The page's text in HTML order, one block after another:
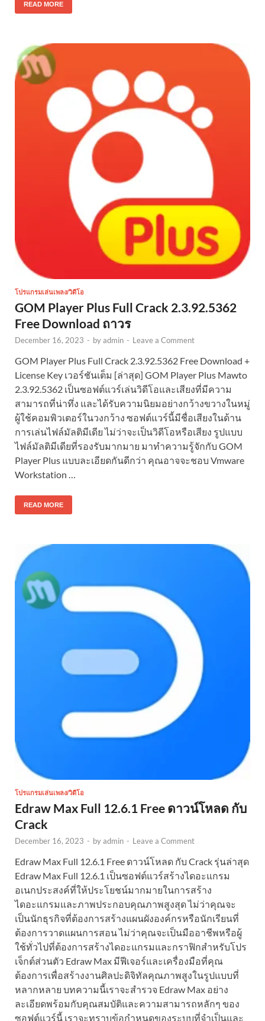
READ MORE
โปรแกรมเล่นเพลง/วิดีโอ
GOM Player Plus Full Crack 2.3.92.5362
Free Download ถาวร
December 16, 2023 - byadmin - Leave a Comment
GOM Player Plus Full Crack 2.3.92.5362 Free Download +
License Key เวอร์ชันเต็ม [ล่าสุด] GOM Player Plus Mawto
2.3.92.5362 เป็นซอฟต์แวร์เล่นวิดีโอและเสียงที่มีความ
สามารถที่น่าทึ่ง และได้รับความนิยมอย่างกว้างขวางในหมู่
ผู้ใช้คอมพิวเตอร์ในวงกว้าง ซอฟต์แวร์นี้มีชื่อเสียงในด้าน
การเล่นไฟล์มัลติมีเดีย ไม่ว่าจะเป็นวิดีโอหรือเสียง รูปแบบ
ไฟล์มัลติมีเดียที่รองรับมากมาย มาทำความรู้จักกับ GOM
Player Plus แบบละเอียดกันดีกว่า คุณอาจจะชอบ Vmware
Workstation …
READ MORE
โปรแกรมเล่นเพลง/วิดีโอ
Edraw Max Full 12.6.1 Free ดาวน์โหลด กับ
Crack
December 16, 2023 - byadmin - Leave a Comment
Edraw Max Full 12.6.1 Free ดาวน์โหลด กับ Crack รุ่นล่าสุด
Edraw Max Full 12.6.1 เป็นซอฟต์แวร์สร้างไดอะแกรม
อเนกประสงค์ที่ให้ประโยชน์มากมายในการสร้าง
ไดอะแกรมและภาพประกอบคุณภาพสูงสุด ไม่ว่าคุณจะ
เป็นนักธุรกิจที่ต้องการสร้างแผนผังองค์กรหรือนักเรียนที่
ต้องการวาดแผนการสอน ไม่ว่าคุณจะเป็นมืออาชีพหรือผู้
ใช้ทั่วไปที่ต้องการสร้างไดอะแกรมและกราฟิกสำหรับโปร
เจ็กต์ส่วนตัว Edraw Max มีฟีเจอร์และเครื่องมือที่คุณ
ต้องการเพื่อสร้างงานศิลปะดิจิทัลคุณภาพสูงในรูปแบบที่
หลากหลาย บทความนี้เราจะสำรวจ Edraw Max อย่าง
ละเอียดพร้อมกับคุณสมบัติและความสามารถหลักๆ ของ
ซอฟต์แวร์นี้ เราจะทราบข้อกำหนดของระบบที่จำเป็นและ